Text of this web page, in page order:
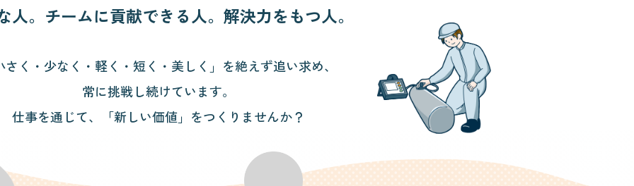
人。 チームに貢献できる人。 解決力をもつ人。
さく・少なく・軽く・短く・美しく」を絶えず追い求め、
常に挑戦し続けています。
仕事を通じて、「新しい価値」をつくりませんか？